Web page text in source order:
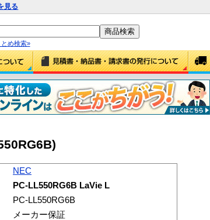
見る
め検索»
NEC
PC-LL550RG6B LaVie L
PC-LL550RG6B
メーカー保証